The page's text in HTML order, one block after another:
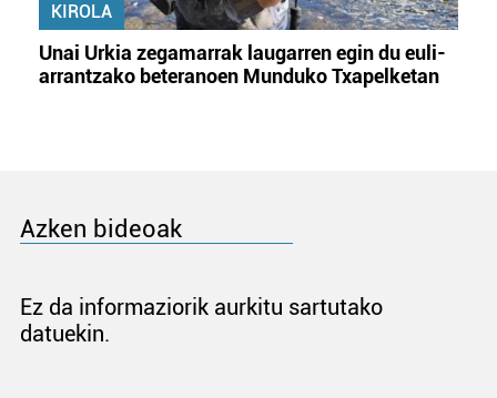
KIROLA
Unai Urkia zegamarrak laugarren egin du euli-
arrantzako beteranoen Munduko Txapelketan
Azken bideoak
Ez da informaziorik aurkitu sartutako
datuekin.